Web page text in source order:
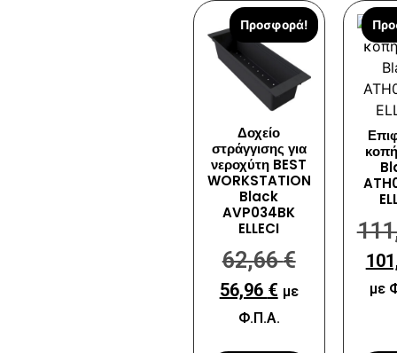
Προσφορά!
Δοχείο
στράγγισης για
νεροχύτη BEST
WORKSTATION
Black
AVP034BK
ELLECI
62,66€
56,96 € με
Φ.Π.Α.
με